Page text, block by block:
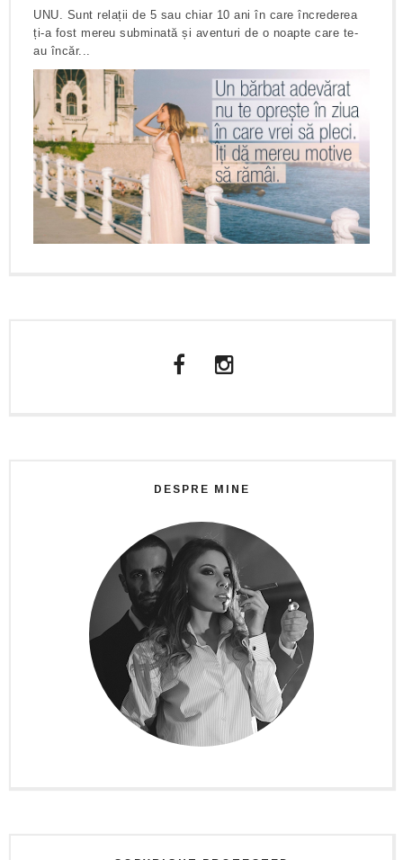
UNU. Sunt relații de 5 sau chiar 10 ani în care încrederea
ți-a fost mereu subminată și aventuri de o noapte care te-
au încăr...
DESPRE MINE